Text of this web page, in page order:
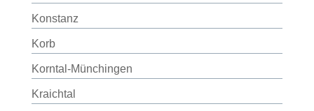
Konstanz
Korb
Korntal-Münchingen
Kraichtal